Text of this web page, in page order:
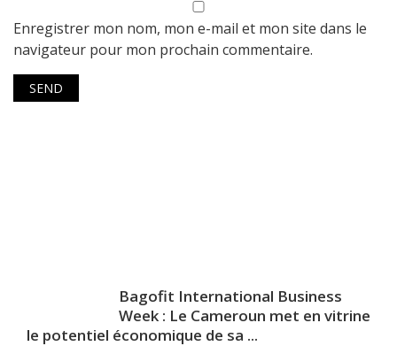
Enregistrer mon nom, mon e-mail et mon site dans le
navigateur pour mon prochain commentaire.
Bagofit International Business
Week : Le Cameroun met en vitrine
le potentiel économique de sa ...